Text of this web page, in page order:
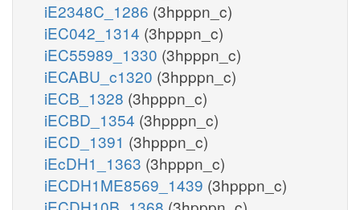
iE2348C_1286 (3hpppn_c)
iEC042_1314 (3hpppn_c)
iEC55989_1330 (3hpppn_c)
iECABU_c1320 (3hpppn_c)
iECB_1328 (3hpppn_c)
iECBD_1354 (3hpppn_c)
iECD_1391 (3hpppn_c)
iEcDH1_1363 (3hpppn_c)
iECDH1ME8569_1439 (3hpppn_c)